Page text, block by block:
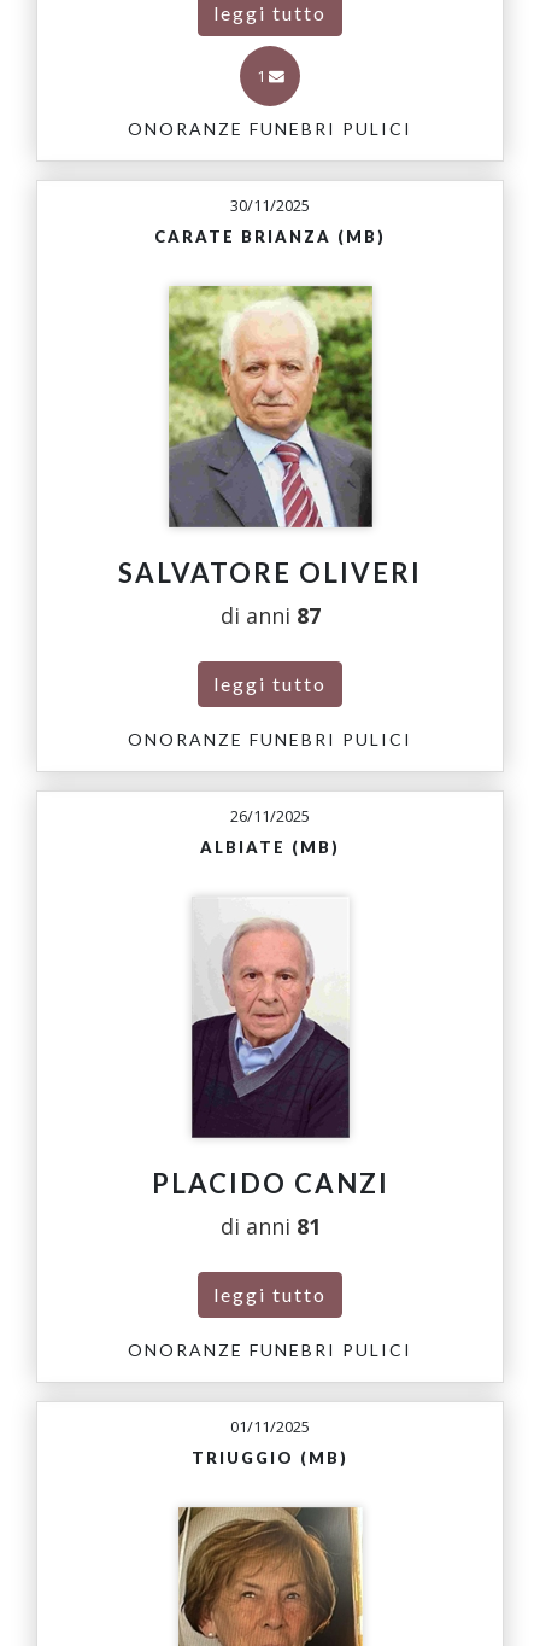
leggi tutto
1
ONORANZE FUNEBRI PULICI
30/11/2025
CARATE BRIANZA (MB)
SALVATORE OLIVERI
di anni 87
leggi tutto
ONORANZE FUNEBRI PULICI
26/11/2025
ALBIATE (MB)
PLACIDO CANZI
di anni 81
leggi tutto
ONORANZE FUNEBRI PULICI
01/11/2025
TRIUGGIO (MB)